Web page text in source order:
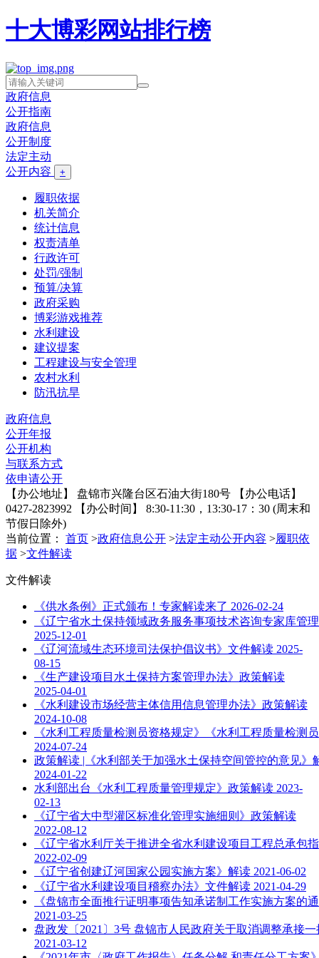
十大博彩网站排行榜
政府信息
公开指南
政府信息
公开制度
法定主动
公开内容
+
履职依据
机关简介
统计信息
权责清单
行政许可
处罚/强制
预算/决算
政府采购
博彩游戏推荐
水利建设
建议提案
工程建设与安全管理
农村水利
防汛抗旱
政府信息
公开年报
公开机构
与联系方式
依申请公开
【办公地址】
盘锦市兴隆台区石油大街180号
【办公电话】
0427-2823992
【办公时间】 8:30-11:30，13:30-17：30 (周末和
节假日除外)
当前位置： 首页 >政府信息公开 >法定主动公开内容 >履职依
据 >文件解读
文件解读
《供水条例》正式颁布！专家解读来了 2026-02-24
《辽宁省水土保持领域政务服务事项技术咨询专家库管
2025-12-01
《辽河流域生态环境司法保护倡议书》文件解读 2025-
08-15
《生产建设项目水土保持方案管理办法》政策解读
2025-04-01
《水利建设市场经营主体信用信息管理办法》政策解读
2024-10-08
《水利工程质量检测员资格规定》《水利工程质量检测
2024-07-24
政策解读 |《水利部关于加强水土保持空间管控的意见》
2024-01-22
水利部出台《水利工程质量管理规定》政策解读 2023-
02-13
《辽宁省大中型灌区标准化管理实施细则》政策解读
2022-08-12
《辽宁省水利厅关于推进全省水利建设项目工程总承包
2022-02-09
《辽宁省创建辽河国家公园实施方案》解读 2021-06-02
《辽宁省水利建设项目稽察办法》文件解读 2021-04-29
《盘锦市全面推行证明事项告知承诺制工作实施方案的
2021-03-25
盘政发〔2021〕3号 盘锦市人民政府关于取消调整承接
2021-03-12